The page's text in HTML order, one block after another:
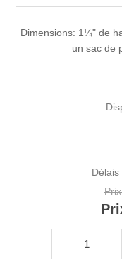
Dimensions: 1¼" de
un sac de
Délais